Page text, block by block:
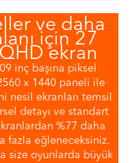
ve daha
için 27
ekran
inç başına piksel
x 1440 paneli ile
nesil ekranları temsil
detayı ve standart
%77 daha
fazla eğleneceksiniz.
size oyunlarda büyük